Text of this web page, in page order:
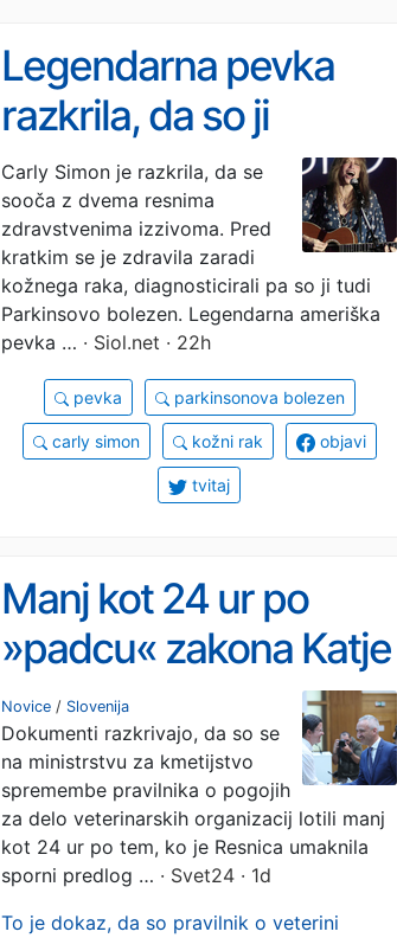
Legendarna pevka
razkrila, da so ji
diagnosticirali kar dve
hudi bolezni
Carly Simon je razkrila, da se
sooča z dvema resnima
zdravstvenima izzivoma. Pred
kratkim se je zdravila zaradi
kožnega raka, diagnosticirali pa so ji tudi
Parkinsovo bolezen. Legendarna ameriška
pevka … · Siol.net · 22h
pevka parkinsonova bolezen
carly simon kožni rak objavi
tvitaj
Manj kot 24 ur po
»padcu« zakona Katje
Kokot šli v
spremembe pravilnika
Novice / Slovenija
Dokumenti razkrivajo, da so se
na ministrstvu za kmetijstvo
spremembe pravilnika o pogojih
za delo veterinarskih organizacij lotili manj
kot 24 ur po tem, ko je Resnica umaknila
sporni predlog … · Svet24 · 1d
To je dokaz, da so pravilnik o veterini